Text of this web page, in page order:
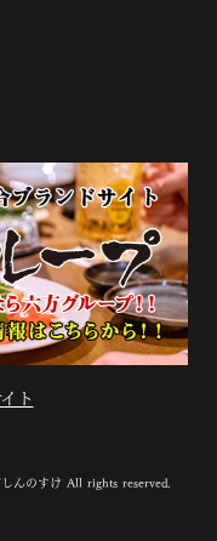
ト
んのすけ All rights reserved.